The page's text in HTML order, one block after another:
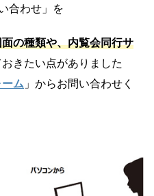
合わせ」を
の種類や、内覧会同行サ
きたい点がありました
ム 」からお問い合わせく